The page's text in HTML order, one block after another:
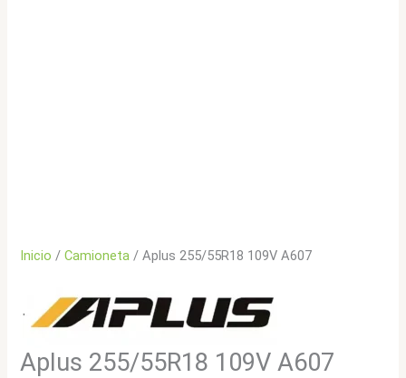
Inicio /Camioneta / Aplus 255/55R18 109V A607
Aplus 255/55R18 109V A607